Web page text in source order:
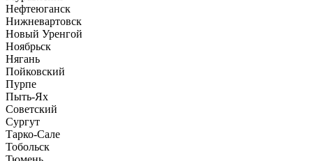
Нефтеюганск
Нижневартовск
Новый Уренгой
Ноябрьск
Нягань
Пойковский
Пурпе
Пыть-Ях
Советский
Сургут
Тарко-Сале
Тобольск